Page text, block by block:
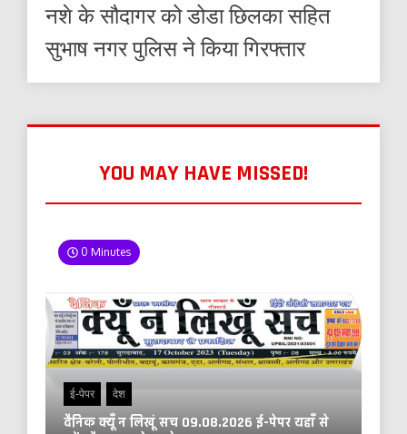
नशे के सौदागर को डोडा छिलका सहित
सुभाष नगर पुलिस ने किया गिरफ्तार
YOU MAY HAVE MISSED!
0 Minutes
ई-पेपर देश
दैनिक क्यूँ न लिखूं सच 09.08.2026 ई-पेपर यहाँ से